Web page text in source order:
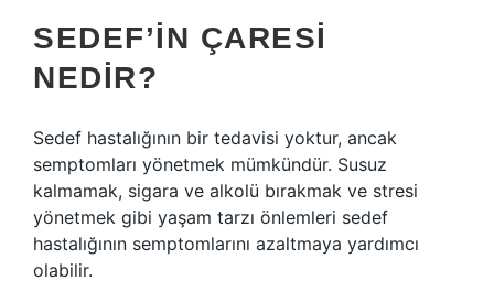
SEDEF’IN ÇARESI
NEDIR?
Sedef hastalığının bir tedavisi yoktur, ancak
semptomları yönetmek mümkündür. Susuz
kalmamak, sigara ve alkolü bırakmak ve stresi
yönetmek gibi yaşam tarzı önlemleri sedef
hastalığının semptomlarını azaltmaya yardımcı
olabilir.